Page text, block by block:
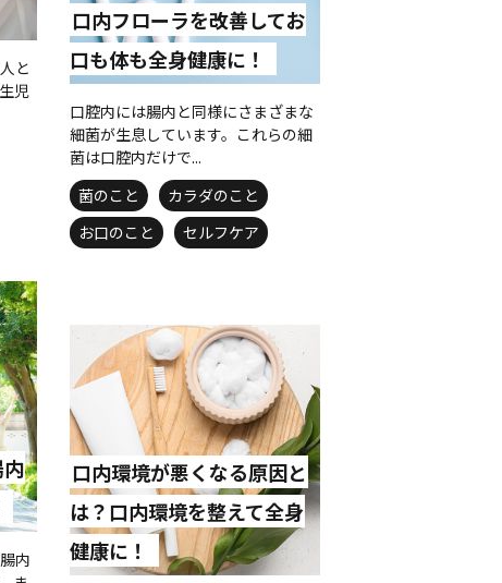
と
児
口内フローラを改善してお
口も体も全身健康に！
口腔内には腸内と同様にさまざまな
細菌が生息しています。これらの細
菌は口腔内だけで...
菌のこと
カラダのこと
お口のこと
セルフケア
内
口内環境が悪くなる原因と
は？口内環境を整えて全身
健康に！